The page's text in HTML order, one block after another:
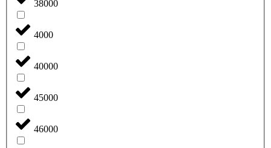
38000
4000
40000
45000
46000